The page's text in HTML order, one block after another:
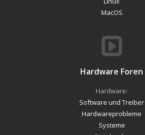
MacOS
Hardware Foren
Hardware:
Software und Treiber
Hardwareprobleme
Systeme